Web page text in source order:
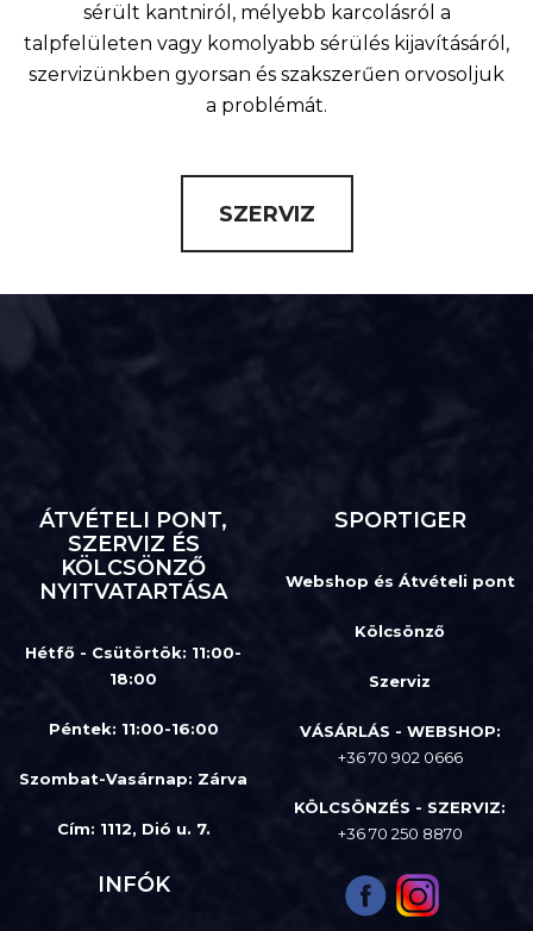
sérült kantniról, mélyebb karcolásról a
talpfelületen vagy komolyabb sérülés kijavításáról,
szervizünkben gyorsan és szakszerűen orvosoljuk
a problémát.
SZERVIZ
ÁTVÉTELI PONT,
SZERVIZ ÉS
KÖLCSÖNZŐ
NYITVATARTÁSA
Hétfő - Csütörtök: 11:00-
18:00
Péntek: 11:00-16:00
Szombat-Vasárnap: Zárva
Cím: 1112, Dió u. 7.
SPORTIGER
Webshop és Átvételi pont
Kölcsönző
Szerviz
VÁSÁRLÁS - WEBSHOP:
+36 70 902 0666
KÖLCSÖNZÉS - SZERVIZ:
+36 70 250 8870
INFÓK